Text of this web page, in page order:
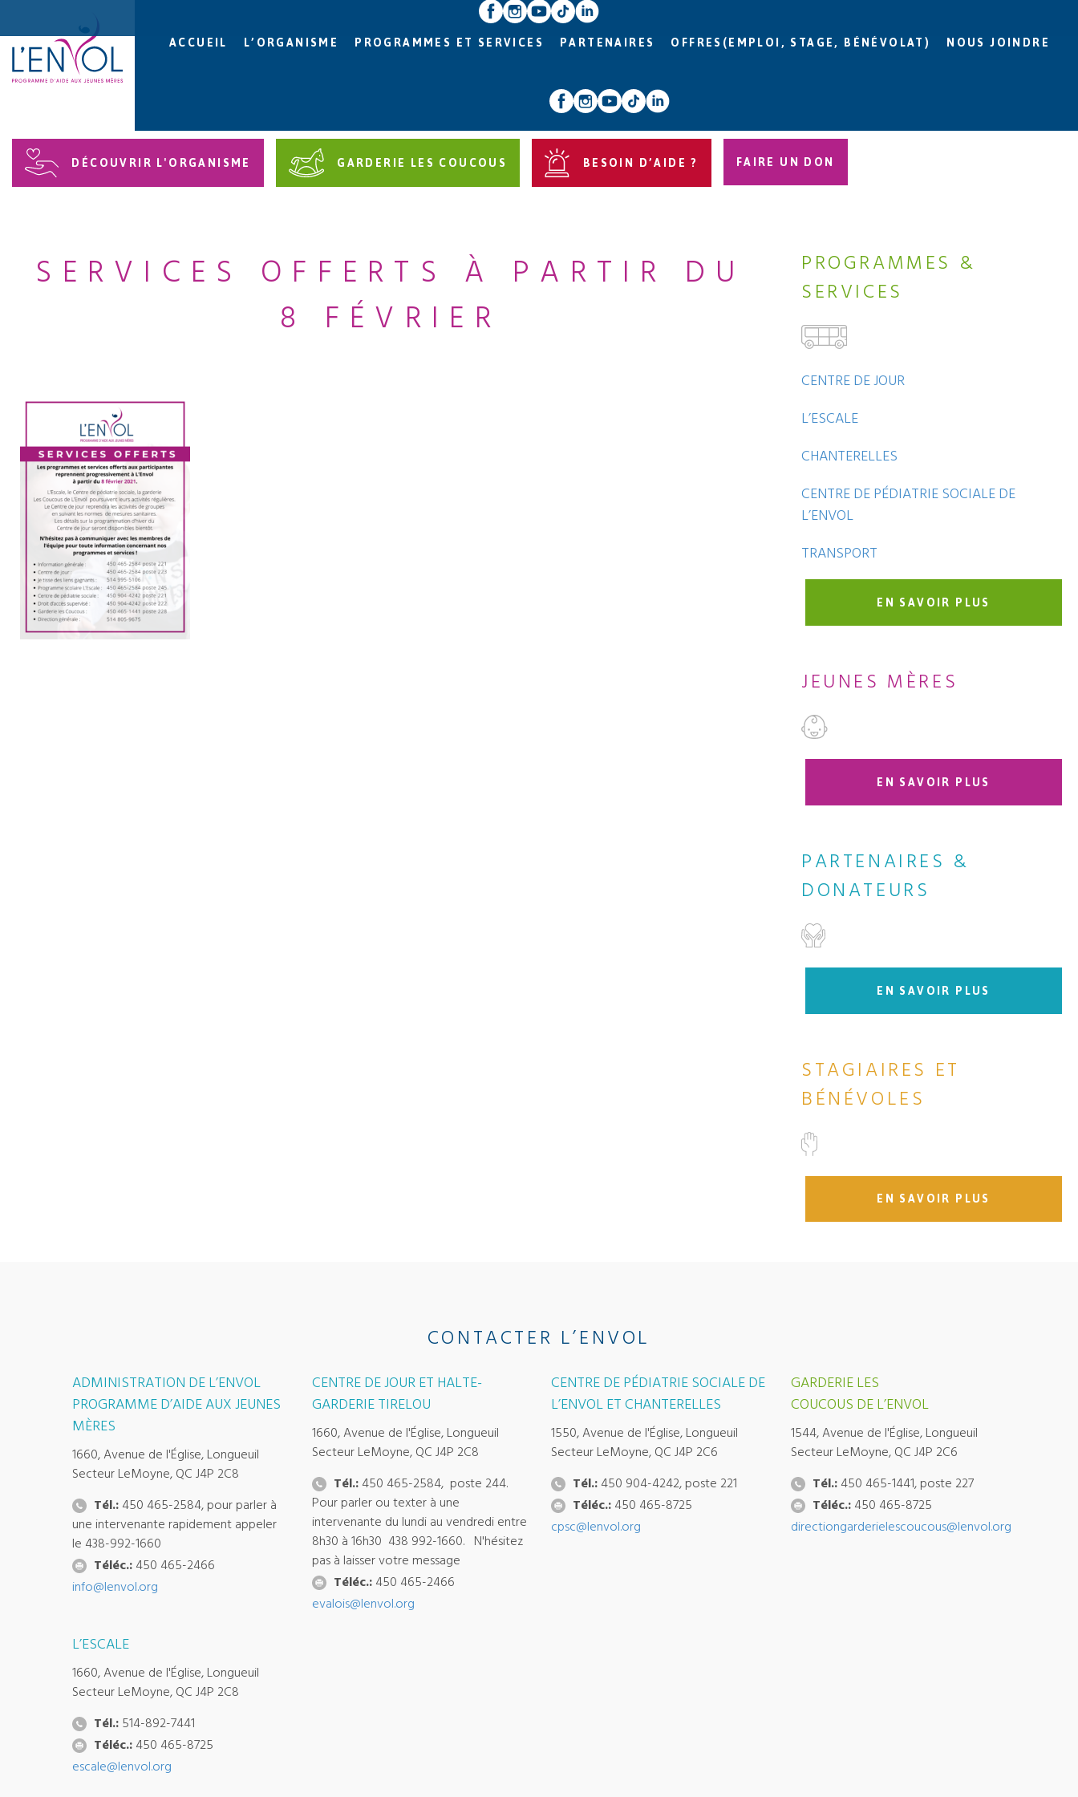
ACCUEIL L’ORGANISME PROGRAMMES ET SERVICES PARTENAIRES OFFRES(EMPLOI, STAGE, BÉNÉVOLAT) NOUS JOINDRE
DÉCOUVRIR L'ORGANISME GARDERIE LES COUCOUS BESOIN D’AIDE ? FAIRE UN DON
SERVICES OFFERTS À PARTIR DU
8 FÉVRIER
PROGRAMMES &
SERVICES
CENTRE DE JOUR
L’ESCALE
CHANTERELLES
CENTRE DE PÉDIATRIE SOCIALE DE
L’ENVOL
TRANSPORT
EN SAVOIR PLUS
JEUNES MÈRES
EN SAVOIR PLUS
PARTENAIRES &
DONATEURS
EN SAVOIR PLUS
STAGIAIRES ET
BÉNÉVOLES
EN SAVOIR PLUS
CONTACTER L’ENVOL
ADMINISTRATION DE L’ENVOL
PROGRAMME D’AIDE AUX JEUNES
MÈRES
1660, Avenue de l'Église, Longueuil
Secteur LeMoyne, QC J4P 2C8
Tél.: 450 465-2584, pour parler à
une intervenante rapidement appeler
le 438-992-1660
Téléc.: 450 465-2466
info@lenvol.org
CENTRE DE JOUR ET HALTE-
GARDERIE TIRELOU
1660, Avenue de l'Église, Longueuil
Secteur LeMoyne, QC J4P 2C8
Tél.:450 465-2584, poste 244.
Pour parler ou texter à une
intervenante du lundi au vendredi entre
8h30 à 16h30 438 992-1660. N'hésitez
pas à laisser votre message
Téléc.:450 465-2466
evalois@lenvol.org
CENTRE DE PÉDIATRIE SOCIALE DE
L’ENVOL ET CHANTERELLES
1550, Avenue de l'Église, Longueuil
Secteur LeMoyne, QC J4P 2C6
Tél.: 450 904-4242, poste 221
Téléc.: 450 465-8725
cpsc@lenvol.org
GARDERIE LES
COUCOUS DE L’ENVOL
1544, Avenue de l'Église, Longueuil
Secteur LeMoyne, QC J4P 2C6
Tél.:450 465-1441, poste 227
Téléc.:450 465-8725
directiongarderielescoucous@lenvol.org
L’ESCALE
1660, Avenue de l'Église, Longueuil
Secteur LeMoyne, QC J4P 2C8
Tél.: 514-892-7441
Téléc.: 450 465-8725
escale@lenvol.org